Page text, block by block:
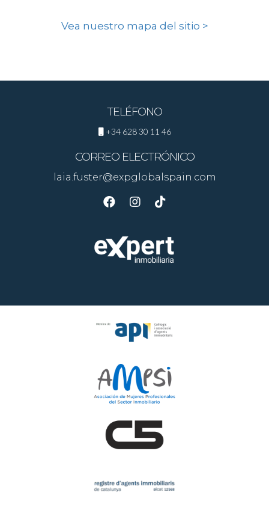
Vea nuestro mapa del sitio >
TELÉFONO
+34 628 30 11 46
CORREO ELECTRÓNICO
laia.fuster@expglobalspain.com